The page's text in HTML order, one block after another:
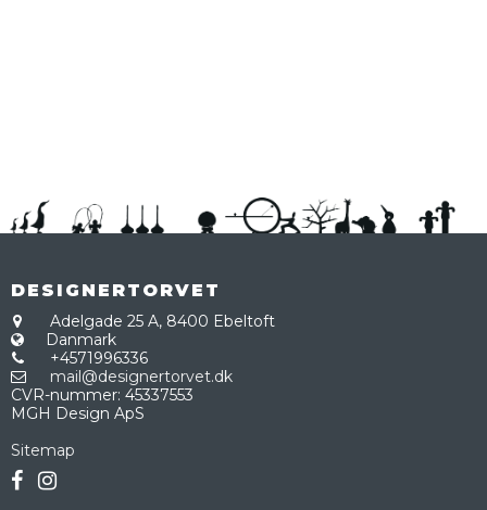
DESIGNERTORVET
Adelgade 25 A, 8400 Ebeltoft
Danmark
+4571996336
mail@designertorvet.dk
CVR-nummer: 45337553
MGH Design ApS
Sitemap